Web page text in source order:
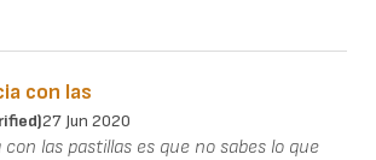
con las
27 Jun 2020
las pastillas es que no sabes lo que